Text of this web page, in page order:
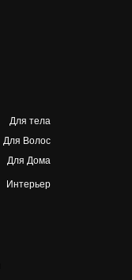
Для тела
Для Волос
Для Дома
Интерьер